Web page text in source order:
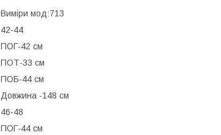
Виміри мод:713
42-44
ПОГ-42 см
ПОТ-33 см
ПОБ-44 см
Довжина -148 см
46-48
ПОГ-44 см